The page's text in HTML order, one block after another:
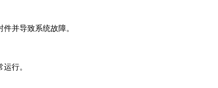
并导致系统故障。
行。